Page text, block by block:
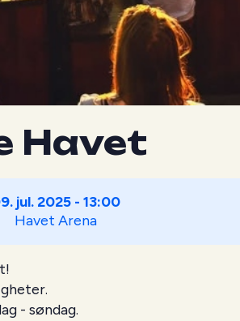
Havet
jul. 2025 - 13:00
Havet Arena
- søndag.